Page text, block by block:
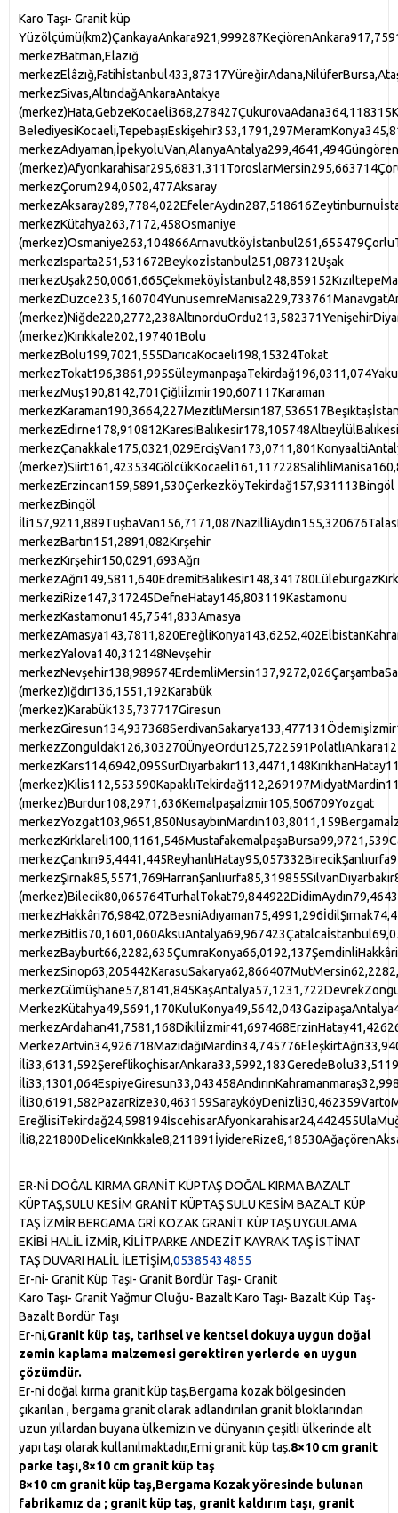
Karo Taşı- Granit küp Yüzölçümü(km2)ÇankayaAnkara921,999287KeçiörenAnkara917,759153ŞahinbeyGaziantep902,424950OsmangaziBursa856,770628Esenyurtİstanbul846,49243SeyhanAdana800,387391Küçükçekmeceİstanbul770,39345ŞehitkamilGaziantep760,8491,318Bağcılarİstanbul748,48322Ümraniyeİstanbul699,90145Pendikİstanbul698,260191YenimahalleAnkara659,603232YıldırımBursa647,520128SelçukluKonya6MamakAnkara637,935339BahçelievlerİstanbulEtimesgutAnkara566,500320MelikgaziKayseriÜsküdarİstanbul533,57035SultangaziİstanbulSincanAnkara524,222830KepezAntalyaGaziosmanpaşaİstanbul497,95912MaltepeİstanbulBucaİzmir492,252173MuratpaşaAntalya,Karabağlarİzmir480,79092Kartalİstanbul,Esenlerİstanbul454,56918Kadıköyİstanbul45Bornovaİzmir442,839220Kağıthaneİstanbul6Batman merkezBatman,Elazığ merkezElâzığ,Fatihİstanbul433,87317YüreğirAdana,NilüferBursa,Ataşehirİstanbul423,37226OnikişubatKahramanmaraş407,9562,163Sancaktepeİstanbul,OdunpazarıEskişehir399,4511,209Başakşehirİstanbul396,729106KocasinanKayseri393,8441,555BağlarDiyarbakır386,578429Eyüpİstanbul,EyyübiyeŞanlıurfa375,9671,459HaliliyeŞanlıurfa,Sivas merkezSivas,AltındağAnkaraAntakya (merkez)Hata,GebzeKocaeli368,278427ÇukurovaAdana364,118315Konakİzmir,İzmir BelediyesiKocaeli,TepebaşıEskişehir353,1791,297MeramKonya345,8131,894Sarıyerİstanbul3PamukkaleDenizli343,290817KayapınarDiyarbakır342,977511Karşıyakaİzmir,TarsusMersin335,5871,824İlkadımSamsun,OrtahisarTrabzon332,504233Sultanbeyliİstanbul329,98529KaratayKonya315,9592,782Beylikdüzüİstanbul314,67038Bayraklıİzmir,YeşilyurtMalatya311,7641,026BattalgaziMalatya307,067906Adıyaman merkezAdıyaman,İpekyoluVan,AlanyaAntalya299,4641,494Güngörenİstanbul296,9677.3MerkezefendiDenizli295,699289Afyon (merkez)Afyonkarahisar295,6831,311ToroslarMersin295,663714Çorum merkezÇorum294,0502,477Aksaray merkezAksaray289,7784,022EfelerAydın287,518616Zeytinburnuİstanbul287,37811Bayrampaşaİstanbul274,1979.7Şişliİstanbul274,19611AdapazarıSakarya272,901326AkdenizMersin268,876224Kütahya merkezKütahya263,7172,458Osmaniye (merkez)Osmaniye263,104866Arnavutköyİstanbul261,655479ÇorluTekirdağ260,437410İnegölBursa257,9311,137SiverekŞanlıurfa254,1623,884YenişehirMersin253,380145Tuzlaİstanbul252,923125Isparta merkezIsparta251,531672Beykozİstanbul251,087312Uşak merkezUşak250,0061,665Çekmeköyİstanbul248,859152KızıltepeMardin247,3751,296İskenderunHatay247,220232Büyükçekmeceİstanbul243,474161Beyoğluİstanbul236,6069.0Düzce merkezDüzce235,160704YunusemreManisa229,733761ManavgatAntalya226,3942,188DulkadiroğluKahramanmaraş224,5311,372Bakırköyİstanbul222,37029Niğde (merkez)Niğde220,2772,238AltınorduOrdu213,582371YenişehirDiyarbakır204,284373Kırıkkale (merkez)Kırıkkale202,197401Bolu merkezBolu199,7021,555DarıcaKocaeli198,15324Tokat merkezTokat196,3861,995SüleymanpaşaTekirdağ196,0311,074YakutiyeErzurum193,602875ViranşehirŞanlıurfa192,9662,248AtakumSamsun192,953397Muş merkezMuş190,8142,701Çiğliİzmir190,607117Karaman merkezKaraman190,3664,227MezitliMersin187,536517Beşiktaşİstanbul185,44718Silivriİstanbul180,524871Edirne merkezEdirne178,910812KaresiBalıkesir178,105748AltıeylülBalıkesir177,867936EreğliZonguldak175,351706Çanakkale merkezÇanakkale175,0321,029ErcişVan173,0711,801KonyaaltiAntalya172,920595Torbalıİzmir172,359545ŞehzadelerManisa170,953484KaraköprüŞanlıurfa170,8991,228Menemenİzmir170,090611PalandökenErzurum169,478611ArtukluMardin168,600837AkhisarManisa167,8831,709BodrumMuğla164,158681SarıçamAdana163,833784KörfezKocaeli162,230301Siirt (merkez)Siirt161,423534GölcükKocaeli161,117228SalihliManisa160,8101,267TurgutluManisa160,183504CeyhanAdana160,1711,381Erzincan merkezErzincan159,5891,530ÇerkezköyTekirdağ157,931113Bingöl merkezBingöl İli157,9211,889TuşbaVan156,7171,087NazilliAydın155,320676TalasKayseri155,024446FethiyeMuğla153,9631,135BandırmaBalıkesir152,480657Bartın merkezBartın151,2891,082Kırşehir merkezKırşehir150,0291,693Ağrı merkezAğrı149,5811,640EdremitBalıkesir148,341780LüleburgazKırklareli147,3251,041Rize merkeziRize147,317245DefneHatay146,803119Kastamonu merkezKastamonu145,7541,833Amasya merkezAmasya143,7811,820EreğliKonya143,6252,402ElbistanKahramanmaraş142,7792,204PursaklarAnkara142,317152BafraSamsun141,4881,444DerinceKocaeli140,800198NizipGaziantep140,779901CizreŞırnak140,372443Yalova merkezYalova140,312148Nevşehir merkezNevşehir138,989674ErdemliMersin137,9272,026ÇarşambaSamsun137,576776Gaziemirİzmir136,27364MilasMuğla136,1622,072Iğdır (merkez)Iğdır136,1551,192Karabük (merkez)Karabük135,737717Giresun merkezGiresun134,937368SerdivanSakarya133,477131Ödemişİzmir132,2411,103KozanAdana130,4561,866GölbaşıAnkara130,3631,154SilopiŞırnak129,848797ErganiDiyarbakır128,6421,475ÇayırovaKocaeli128,13529Zonguldak merkezZonguldak126,303270ÜnyeOrdu125,722591PolatlıAnkara124,4643,442EdremitVan124,375326KadirliOsmaniye123,1441,044DörtyolHatay122,568368SerikAntalya122,0321,127AkçaabatTrabzon121,535375KahtaAdıyaman120,8591,221PatnosAğrı120,6541,477DoğubayazıtAğrı120,3202,288SamandağHatay119,558370SökeAydın118,8551,000FatsaOrdu117,526357SilifkeMersin117,4562,752YüksekovaHakkâri116,1752,448BismilDiyarbakır116,1711,658KartepeKocaeli115,680289Kars merkezKars114,6942,095SurDiyarbakır113,4471,148KırıkhanHatay113,096731Kilis (merkez)Kilis112,553590KapaklıTekirdağ112,269197MidyatMardin110,5481,157MenteşeMuğla109,9791,583AkçakaleŞanlıurfa109,8561,253GemlikBursa109,494420KuşadasıAydın109,058312SomaManisa108,838803Burdur (merkez)Burdur108,2971,636Kemalpaşaİzmir105,506709Yozgat merkezYozgat103,9651,850NusaybinMardin103,8011,159Bergamaİzmir102,9611,555AlaşehirManisa102,731908SuruçŞanlıurfa102,237757TavşanlıKütahya102,0761,915Kırklareli merkezKırklareli100,1161,546MustafakemalpaşaBursa99,9721,539CanikSamsun99,719262VezirköprüSamsun95,6081,642Çankırı merkezÇankırı95,4441,445ReyhanlıHatay95,057332BirecikŞanlıurfa94,277866AkşehirKonya94,255985Aliağaİzmir94,070441BaşiskeleKocaeli93,988213ErbaaTokat93,5551,230MarmarisMuğla91,871919ÇaycumaZonguldak90,860490BigaÇanakkale90,7881,266MudanyaBursa90,282359ÇubukAnkara90,0631,137menderesİzmir89,777796TatvanBitlis89,6981,882AkyazıSakarya87,892625ArsuzHatay87,666444CeylanpınarŞanlıurfa86,0271,590ErenlerSakarya85,649115Şırnak merkezŞırnak85,5571,769HarranŞanlıurfa85,319855SilvanDiyarbakır85,2561,271GürsüBursa84,880120Tireİzmir83,829752DüziçiOsmaniye82,445607KaracabeyBursa82,4081,237KeşanEdirne81,7471,124HendekSakarya81,635652AfşinKahramanmaraş81,1071,460BulanıkMuş80,7031,956Bilecik (merkez)Bilecik80,065764TurhalTokat79,844922DidimAydın79,464380Balçovaİzmir78,44228SorgunYozgat78,3691,784OrhangaziBursa78,048493Hakkari merkezHakkâri76,9842,072BesniAdıyaman75,4991,296İdilŞırnak74,4121,149GönenBalıkesir73,2891,158BozüyükBilecik73,085830BeyşehirKonya72,7162,090ÇınarDiyarbakır72,6822,053TürkoğluKahramanmaraş71,876597MerzifonAmasya71,853890TermeSamsun71,196549Bitlis merkezBitlis70,1601,060AksuAntalya69,967423Çatalcaİstanbul69,0571,137AyvalıkBalıkesir68,831327PazarcıkKahramanmaraş68,1281,423KumlucaAntalya67,9421,379İslahiyeGaziantep67,714866ÖzalpVan66,4951,402Narlıdereİzmir66,26948Bayburt merkezBayburt66,2282,635ÇumraKonya66,0192,137ŞemdinliHakkâri65,9411,659SafranboluKarabük65,350727BucakBurdur65,2821,510BulancakGiresun65,024711AnamurMersin64,9311,375Urlaİzmir64,895805SeydişehirKonya64,8941,398DeveliKayseri64,3891,905NiksarTokat64,193906ÇaldıranVan63,6031,376SimavKütahya63,5111,624Sinop merkezSinop63,205442KarasuSakarya62,866407MutMersin62,2282,861UzunköprüEdirne61,9201,214DerikMardin61,3351,358KozlukBatman60,9331,025ErgeneTekirdağ60,881417KestelBursa60,720366AltınözüHatay60,603380BorNiğde60,5611,450ÇivrilDenizli60,5031,499SeydikemerMuğla59,9941,861DöşemealtıAntalya59,948677AziziyeErzurum59,3091,494KurtalanSiirt59,209815BurhaniyeBalıkesir58,775520Gümüşhane merkezGümüşhane57,8141,845KaşAntalya57,1231,722DevrekZonguldak56,558791KaramürselKocaeli56,404254SandıklıAfyonkarahisar55,4581,285AcıpayamDenizli55,3841,705ZileTokat55,1311,466HassaHatay55,073498IlgınKonya54,8251,676BozovaŞanlıurfa54,6891,333SaruhanlıManisa54,259815KelkitGümüşhane53,6921,593KorkuteliAntalya53,6102,404YenişehirBursa53,228744CihanbeyliKonya52,5493,626MalkaraTekirdağ52,4561,190KahramankazanAnkara52,079609BaşkaleVan51,9732,715GöksunKahramanmaraş51,6151,822MalazgirtMuş51,5461,626TekkeköySamsun50,955324ÇermikDiyarbakır50,8861,004MuradiyeVan50,715934KandıraKocaeli50,413853İncirliovaAydın50,340194KarapınarKonya49,5812,626Gediz MerkezKütahya49,5691,170KuluKonya49,5642,043GazipaşaAntalya49,5551,027ÇineAydın49,515867BigadiçBalıkesir49,377986SarayTekirdağ49,180689GölbaşıAdıyaman49,059862FinikeAntalya48,948771GeyveSakarya48,731658SungurluÇorum48,5541,987BeypazarıAnkara48,4761,649ÇanÇanakkale48,331877BabaeskiKırklareli48,229667OrtacaMuğla47,697295DilovasıKocaeli47,663133AraklıTrabzon47,191471KozluZonguldak47,077192DinarAfyonkarahisar47,0621,296YalvaçIsparta46,8231,390SuluovaAmasya46,598471GüroymakBitlis46,547551HilvanŞanlıurfa45,6501,224ElmadağAnkara45,513639KağızmanKars45,0401,844UludereŞırnak44,634913YatağanMuğla44,515771KulaManisa44,403969GeliboluÇanakkale44,079803BoyabatSinop44,0251,503TavasDenizli43,8731,570Kirazİzmir43,859676BolvadinAfyonkarahisar43,842930GermencikAydın43,809377AlaplıZonguldak43,630407SarıkamışKars43,2862,004ArifiyeSakarya43,23477AkdağmadeniYozgat43,0701,728OsmancıkÇorum42,9221,249KırkağaçManisa42,716520İznikBursa42,616712KemerAntalya42,568346ÇayeliRize42,356441DiyadinAğrı42,3401,473Ardahan merkezArdahan41,7581,168Dikiliİzmir41,697468ErzinHatay41,426261Çesmeİzmir41,278171OfTrabzon41,248247PayasHatay41,153183DemirciManisa41,1291,218Seferihisarİzmir40,785363ArdeşenRize40,640383SapancaSakarya40,343183TosyaKastamonu40,2801,255Bayındırİzmir40,258551HavzaSamsun39,944842SinanpaşaAfyonkarahisar39,686841HorasanErzurum39,4671,732AhlatBitlis39,3711,263KovancılarElâzığ39,238952NurdağıGaziantep39,228705SusurlukBalıkesir39,161773DalamanMuğla39,089606ElmalıAntalya38,6511,445DoğanşehirMalatya38,6371,390HalfetiŞanlıurfa38,592644DicleDiyarbakır38,450713TaşköprüKastamonu38,1711,702YomraTrabzon38,150193AkçakocaDüzce37,924364ReşadiyeTokat37,7291,166ŞarkışlaSivas37,4112,057ÇiftlikköyYalova36,895143ŞuhutAfyonkarahisar36,6931,005E
ER-Nİ DOĞAL KIRMA GRANİT KÜPTAŞ DOĞAL KIRMA BAZALT
KÜPTAŞ,SULU KESİM GRANİT KÜPTAŞ SULU KESİM BAZALT KÜP
TAŞ İZMİR BERGAMA GRİ KOZAK GRANİT KÜPTAŞ UYGULAMA
EKİBİ HALİL İZMİR, KİLİTPARKE ANDEZİT KAYRAK TAŞ İSTİNAT
TAŞ DUVARI HALİL İLETİŞİM,05385434855
Er-ni- Granit Küp Taşı- Granit Bordür Taşı- Granit
Karo Taşı- Granit Yağmur Oluğu- Bazalt Karo Taşı- Bazalt Küp Taş-
Bazalt Bordür Taşı
Er-ni,Granit küp taş, tarihsel ve kentsel dokuya uygun doğal
zemin kaplama malzemesi gerektiren yerlerde en uygun
çözümdür.
Er-ni doğal kırma granit küp taş,Bergama kozak bölgesinden
çıkarılan , bergama granit olarak adlandırılan granit bloklarından
uzun yıllardan buyana ülkemizin ve dünyanın çeşitli ülkerinde alt
yapı taşı olarak kullanılmaktadır,Erni granit küp taş.8×10 cm granit
parke taşı,8×10 cm granit küp taş
8×10 cm granit küp taş,Bergama Kozak yöresinde bulunan
fabrikamız da ; granit küp taş, granit kaldırım taşı, granit